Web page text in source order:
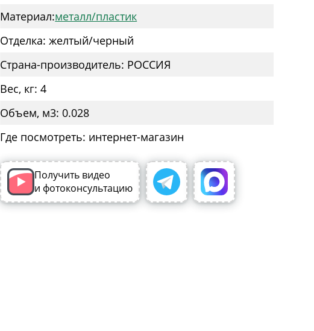
Материал:металл/пластик
Отделка: желтый/черный
Страна-производитель: РОССИЯ
Вес, кг: 4
Объем, м3: 0.028
Где посмотреть: интернет-магазин
Получить видео
и фотоконсультацию